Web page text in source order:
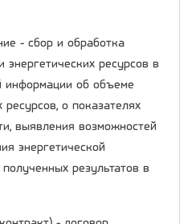
- сбор и обработка
ресурсов в
информации об объеме
ресурсов, о показателях
выявления возможностей
энергетической
результатов в